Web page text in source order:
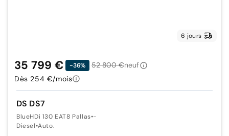
6 jours
DS DS7
BlueHDi 130 EAT8 Pallas•-
Diesel•Auto.
35 799 € -36% 52 800 €neuf
Dès 254 €/mois